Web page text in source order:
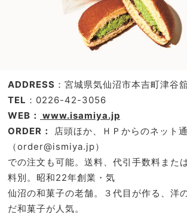
ADDRESS ：宮城県気仙沼市本吉町津谷
TEL ：0226-42-3056
WEB： www.isamiya.jp
ORDER：
店頭ほか、ＨＰからのネット
（order@ismiya.jp）
での注文も可能。送料、代引手数料また
料別。昭和22年創業・気
仙沼の和菓子の老舗。３代目が作る、洋
だ和菓子が人気。